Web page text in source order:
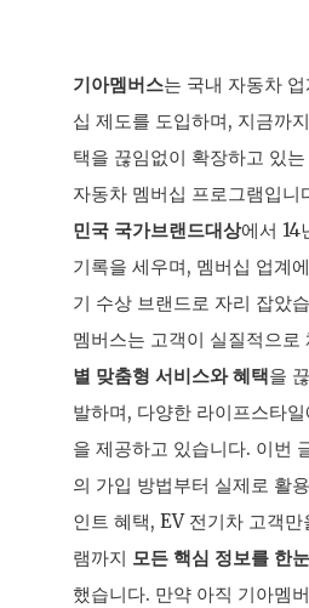
기아멤버스는 국내 자동차
십 제도를 도입하며, 지금까
택을 끊임없이 확장하고 있
자동차 멤버십 프로그램입
민국 국가브랜드대상에서 14
기록을 세우며, 멤버십 업계
기 수상 브랜드로 자리 잡았
멤버스는 고객이 실질적으로
별 맞춤형 서비스와 혜택을
발하며, 다양한 라이프스타
을 제공하고 있습니다. 이번
의 가입 방법부터 실제로 활
인트 혜택, EV 전기차 고객
램까지 모든 핵심 정보를 한
했습니다. 만약 아직 기아멤